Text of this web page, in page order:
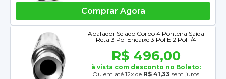
Comprar Agora
Abafador Selado Corpo 4 Ponteira Saída
Reta 3 Pol Encaixe 3 Pol E 2 Pol 1/4
R$ 496,00
à vista com desconto no Boleto:
Ou em até 12x de R$ 41,33 sem juros